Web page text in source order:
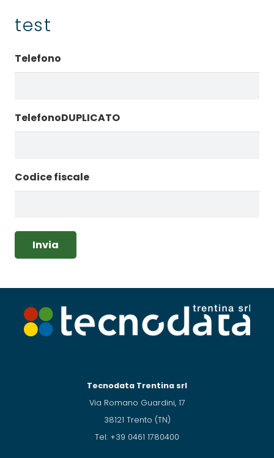
test
Telefono
TelefonoDUPLICATO
Codice fiscale
Tecnodata Trentina srl
Via Romano Guardini, 17
38121 Trento (TN)
Tel: +39 0461 1780400